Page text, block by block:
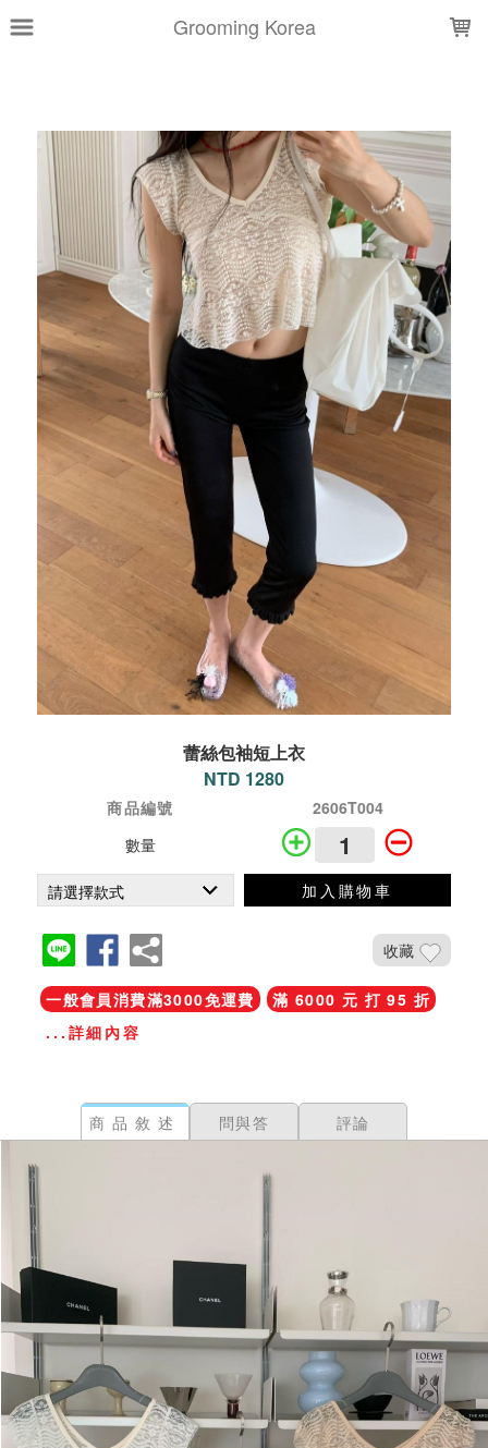
Grooming Korea
蕾絲包袖短上衣
NTD 1280
商品編號
2606T004
數量
加入購物車
收藏
一般會員消費滿3000免運費
滿 6000 元 打 95 折
...詳細內容
商品敘述 問與答 評論